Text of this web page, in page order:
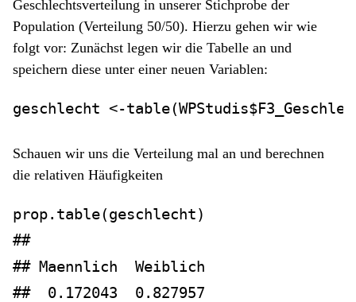
Geschlechtsverteilung in unserer Stichprobe der
Population (Verteilung 50/50). Hierzu gehen wir wie
folgt vor: Zunächst legen wir die Tabelle an und
speichern diese unter einer neuen Variablen:
geschlecht <-table(WPStudis$
Schauen wir uns die Verteilung mal an und berechnen
die relativen Häufigkeiten
prop.table(geschlecht)
##
## Maennlich  Weiblich
##  0.172043  0.827957